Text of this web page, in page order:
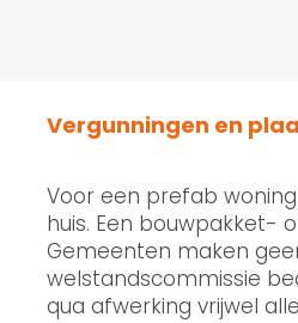
Vergunningen en
Voor een prefab
huis. Een bouwpakket-
Gemeenten maken
welstandscommissie
qua afwerking vrijwel